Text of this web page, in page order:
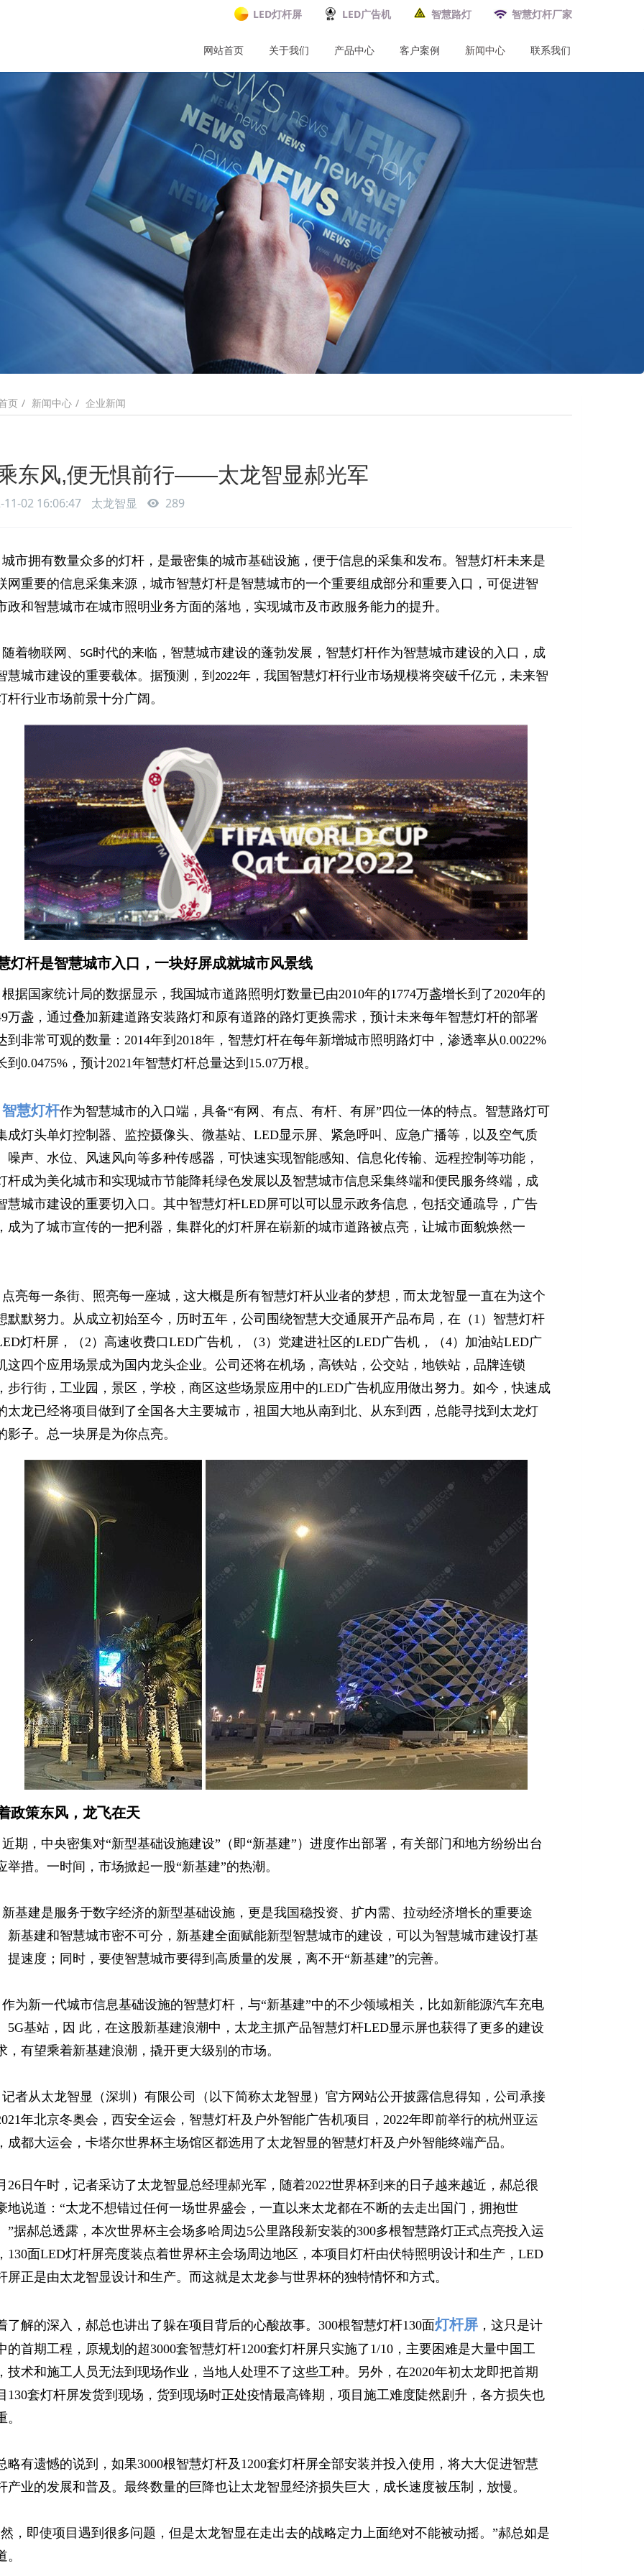
LED灯杆屏 LED广告机 智慧路灯 智慧灯杆厂家
网站首页 关于我们 产品中心 客户案例 新闻中心 联系我们
页 新闻中心 企业新闻
东风,便无惧前行——太龙智显郝光军
11-02 16:06:47 太龙智显 289
城市拥有数量众多的灯杆，是最密集的城市基础设施，便于信息的采集和发布。智慧灯杆未来是
网重要的信息采集来源，城市智慧灯杆是智慧城市的一个重要组成部分和重要入口，可促进智
政和智慧城市在城市照明业务方面的落地，实现城市及市政服务能力的提升。
随着物联网、 5G时代的来临，智慧城市建设的蓬勃发展，智慧灯杆作为智慧城市建设的入口，成
慧城市建设的重要载体。据预测，到 2022年，我国智慧灯杆行业市场规模将突破千亿元，未来智
杆行业市场前景十分广阔。
灯杆是智慧城市入口 ， 一块好屏成就城市风景线
根据国家统计局的数据显示，我国城市道路照明灯数量已由2010年的1774万盏增长到了2020年的
万盏，通过叠加新建道路安装路灯和原有道路的路灯更换需求，预计未来每年智慧灯杆的部署
到非常可观的数量：2014年到2018年，智慧灯杆在每年新增城市照明路灯中，渗透率从0.0022%
到0.0475%，预计2021年智慧灯杆总量达到15.07万根。
智慧灯杆作为智慧城市的入口端，具备“有网、有点、有杆、有屏”四位一体的特点。智慧路灯可
成灯头单灯控制器、监控摄像头、微基站、LED显示屏、紧急呼叫、应急广播等，以及空气质
噪声、水位、风速风向等多种传感器，可快速实现智能感知、信息化传输、远程控制等功能，
杆成为美化城市和实现城市节能降耗绿色发展以及智慧城市信息采集终端和便民服务终端，成
慧城市建设的重要切入口。其中智慧灯杆LED屏可以可以显示政务信息，包括交通疏导，广告
成为了城市宣传的一把利器，集群化的灯杆屏在崭新的城市道路被点亮，让城市面貌焕然一
点亮每一条街、照亮每一座城，这大概是所有智慧灯杆从业者的梦想，而太龙智显一直在为这个
默默努力。从成立初始至今，历时五年，公司围绕智慧大交通展开产品布局，在（1）智慧灯杆
灯杆屏，（2）高速收费口LED广告机，（3）党建进社区的LED广告机，（4）加油站LED广
这四个应用场景成为国内龙头企业。公司还将在机场，高铁站，公交站，地铁站，品牌连锁
步行街，工业园，景区，学校，商区这些场景应用中的LED广告机应用做出努力。如今，快速成
太龙已经将项目做到了全国各大主要城市，祖国大地从南到北、从东到西，总能寻找到太龙灯
影子。总一块屏是为你点亮。
政策东风，龙飞在天
近期，中央密集对“新型基础设施建设”（即“新基建”）进度作出部署，有关部门和地方纷纷出台
举措。一时间，市场掀起一股“新基建”的热潮。
新基建是服务于数字经济的新型基础设施，更是我国稳投资、扩内需、拉动经济增长的重要途
新基建和智慧城市密不可分，新基建全面赋能新型智慧城市的建设，可以为智慧城市建设打基
提速度；同时，要使智慧城市要得到高质量的发展，离不开“新基建”的完善。
作为新一代城市信息基础设施的智慧灯杆，与“新基建”中的不少领域相关，比如新能源汽车充电
5G基站，因 此，在这股新基建浪潮中，太龙主抓产品智慧灯杆LED显示屏也获得了更多的建设
，有望乘着新基建浪潮，撬开更大级别的市场。
记者从太龙智显（深圳）有限公司（以下简称太龙智显）官方网站公开披露信息得知，公司承接
年北京冬奥会，西安全运会，智慧灯杆及户外智能广告机项目，2022年即前举行的杭州亚运
成都大运会，卡塔尔世界杯主场馆区都选用了太龙智显的智慧灯杆及户外智能终端产品。
26日午时，记者采访了太龙智显总经理郝光军，随着2022世界杯到来的日子越来越近，郝总很
地说道：“太龙不想错过任何一场世界盛会，一直以来太龙都在不断的去走出国门，拥抱世
”据郝总透露，本次世界杯主会场多哈周边5公里路段新安装的300多根智慧路灯正式点亮投入运
130面LED灯杆屏亮度装点着世界杯主会场周边地区，本项目灯杆由伏特照明设计和生产，LED
屏正是由太龙智显设计和生产。而这就是太龙参与世界杯的独特情怀和方式。
了解的深入，郝总也讲出了躲在项目背后的心酸故事。300根智慧灯杆130面灯杆屏，这只是计
的首期工程，原规划的超3000套智慧灯杆1200套灯杆屏只实施了1/10，主要困难是大量中国工
技术和施工人员无法到现场作业，当地人处理不了这些工种。另外，在2020年初太龙即把首期
130套灯杆屏发货到现场，货到现场时正处疫情最高锋期，项目施工难度陡然剧升，各方损失也
。
略有遗憾的说到，如果3000根智慧灯杆及1200套灯杆屏全部安装并投入使用，将大大促进智慧
产业的发展和普及。最终数量的巨降也让太龙智显经济损失巨大，成长速度被压制，放慢。
，即使项目遇到很多问题，但是太龙智显在走出去的战略定力上面绝对不能被动摇。”郝总如是
。